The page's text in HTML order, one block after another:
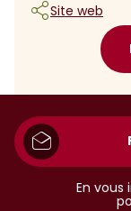
Site web
En